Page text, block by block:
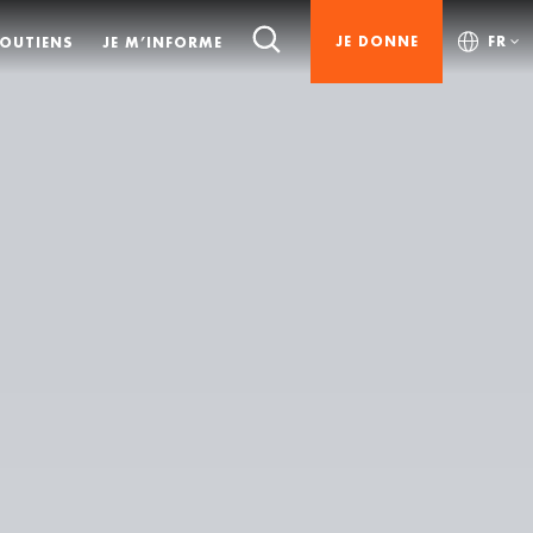
JE M’INFORME JE DONNE FR